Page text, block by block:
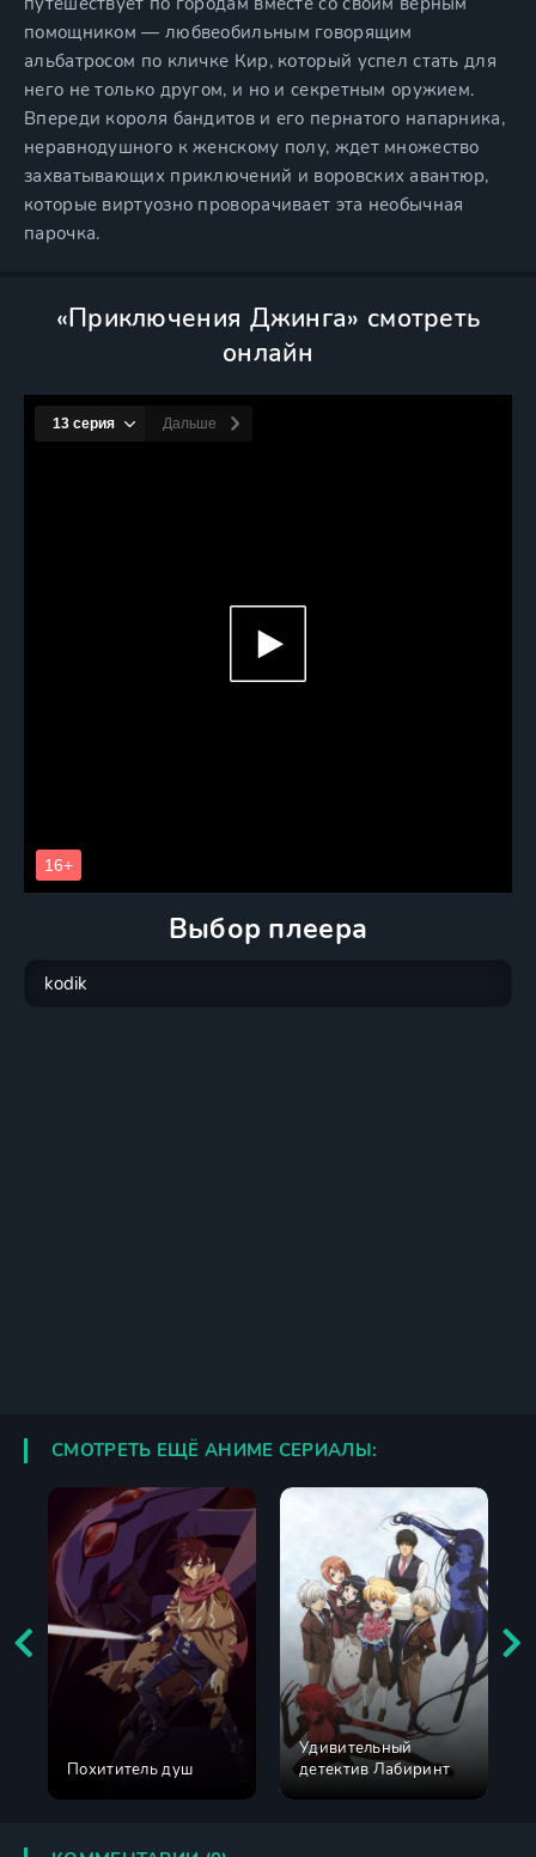
помощником — любвеобильным говорящим
альбатросом по кличке Кир, который успел стать для
него не только другом, и но и секретным оружием.
Впереди короля бандитов и его пернатого напарника,
неравнодушного к женскому полу, ждет множество
захватывающих приключений и воровских авантюр,
которые виртуозно проворачивает эта необычная
парочка.
«Приключения Джинга» смотреть
онлайн
Выбор плеера
СМОТРЕТЬ ЕЩЁ АНИМЕ СЕРИАЛЫ:
Похититель душ
Удивительный
детектив Лабиринт